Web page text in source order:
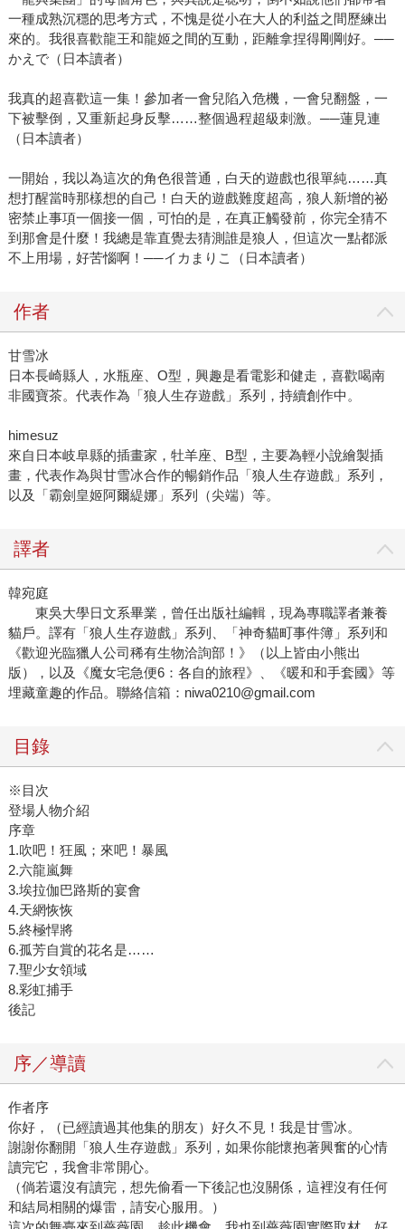
一種成熟沉穩的思考方式，不愧是從小在大人的利益之間歷練出
來的。我很喜歡龍王和龍姬之間的互動，距離拿捏得剛剛好。──
かえで（日本讀者）
我真的超喜歡這一集！參加者一會兒陷入危機，一會兒翻盤，一
下被擊倒，又重新起身反擊……整個過程超級刺激。──蓮見連
（日本讀者）
一開始，我以為這次的角色很普通，白天的遊戲也很單純……真
想打醒當時那樣想的自己！白天的遊戲難度超高，狼人新增的祕
密禁止事項一個接一個，可怕的是，在真正觸發前，你完全猜不
到那會是什麼！我總是靠直覺去猜測誰是狼人，但這次一點都派
不上用場，好苦惱啊！──イカまりこ（日本讀者）
作者
甘雪冰
日本長崎縣人，水瓶座、O型，興趣是看電影和健走，喜歡喝南
非國寶茶。代表作為「狼人生存遊戲」系列，持續創作中。
himesuz
來自日本岐阜縣的插畫家，牡羊座、B型，主要為輕小說繪製插
畫，代表作為與甘雪冰合作的暢銷作品「狼人生存遊戲」系列，
以及「霸劍皇姬阿爾緹娜」系列（尖端）等。
譯者
韓宛庭
東吳大學日文系畢業，曾任出版社編輯，現為專職譯者兼養
貓戶。譯有「狼人生存遊戲」系列、「神奇貓町事件簿」系列和
《歡迎光臨獵人公司稀有生物洽詢部！》（以上皆由小熊出
版），以及《魔女宅急便6：各自的旅程》、《暖和和手套國》等
埋藏童趣的作品。聯絡信箱：niwa0210@gmail.com
目錄
※目次
登場人物介紹
序章
1.吹吧！狂風；來吧！暴風
2.六龍嵐舞
3.埃拉伽巴路斯的宴會
4.天網恢恢
5.終極悍將
6.孤芳自賞的花名是……
7.聖少女領域
8.彩虹捕手
後記
序／導讀
作者序
你好，（已經讀過其他集的朋友）好久不見！我是甘雪冰。
謝謝你翻開「狼人生存遊戲」系列，如果你能懷抱著興奮的心情
讀完它，我會非常開心。
（倘若還沒有讀完，想先偷看一下後記也沒關係，這裡沒有任何
和結局相關的爆雷，請安心服用。）